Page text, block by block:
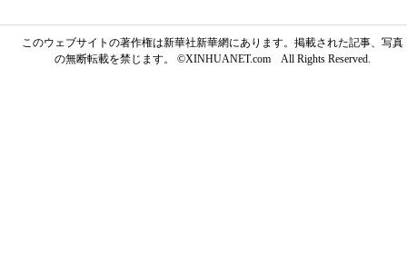
このウェブサイトの著作権は新華社新華網にあります。掲載された記事、写真
の無断転載を禁じます。 ©XINHUANET.com All Rights Reserved.